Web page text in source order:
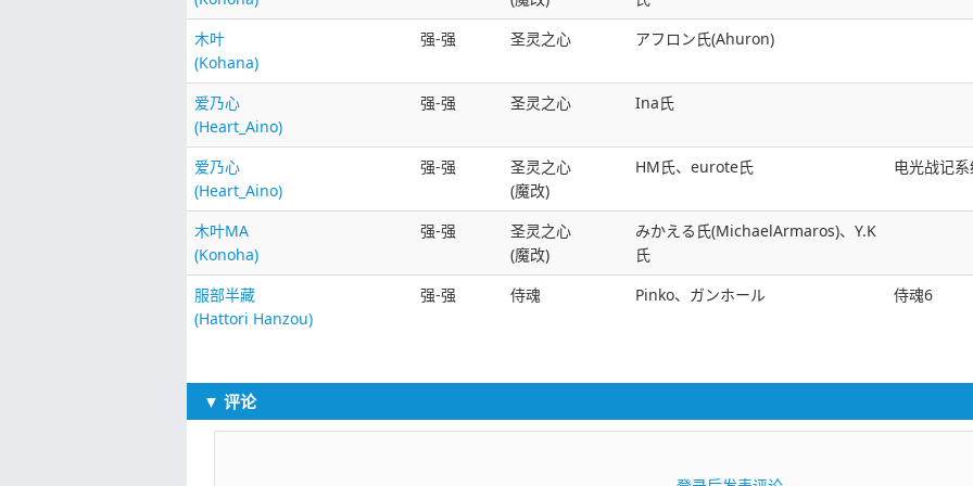
木叶
(Kohana)
强-强 圣灵之心 アフロン氏(Ahuron)
爱乃心
(Heart_Aino)
强-强 圣灵之心 Ina氏
爱乃心
(Heart_Aino)
强-强
圣灵之心
(魔改)
HM氏、eurote氏 电光战记
木叶MA
(Konoha)
强-强
圣灵之心
(魔改)
みかえる氏(MichaelArmaros)、Y.K
氏
服部半藏
(Hattori Hanzou)
强-强 侍魂 Pinko、ガンホール 侍魂6
▼ 评论